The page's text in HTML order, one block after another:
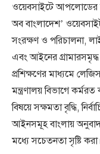
ওয়েবসাইটে আপলোডের
অব বাংলাদেশ’
সংরক্ষণ ও পরিচালনা,
এবং আইনের
প্রশিক্ষণের মাধ্যমে
মন্ত্রণালয় বিভাগে
বিষয়ে সক্ষমতা বৃদ্ধি,
আইনসমূহ বাংলায়
মধ্যে সচেতনতা সৃষ্টি করা।